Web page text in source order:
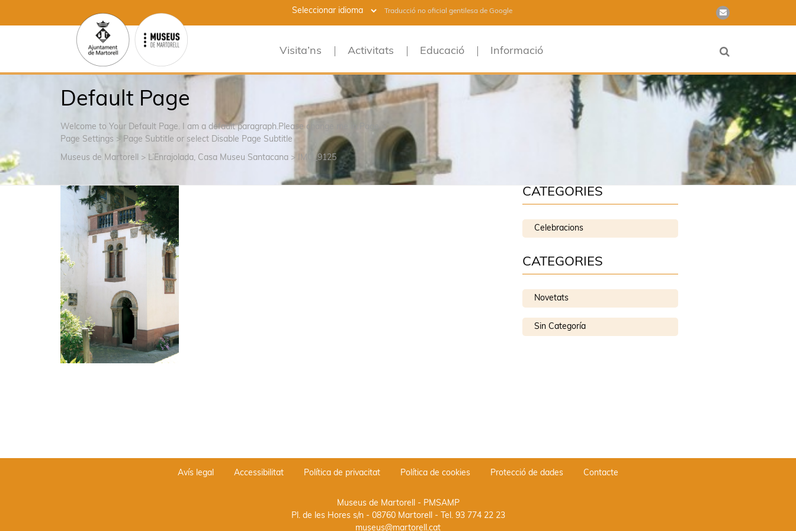
Traducció no oficial gentilesa de Google
Visita’ns Activitats Educació Informació
Default Page
Welcome to Your Default Page. I am a default paragraph.Please change me in Page >
Page Settings > Page Subtitle or select Disable Page Subtitle
Museus de Martorell > L’Enrajolada, Casa Museu Santacana > IMG_9125
CATEGORIES
Celebracions
CATEGORIES
Novetats
Sin Categoría
Avís legal Accessibilitat Política de privacitat Política de cookies Protecció de dades Contacte
Museus de Martorell - PMSAMP
Pl. de les Hores s/n - 08760 Martorell- Tel. 93 774 22 23
museus@martorell.cat